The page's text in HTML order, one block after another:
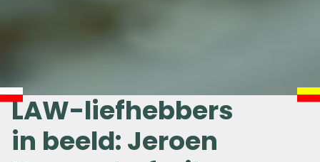
LAW-liefhebbers
in beeld: Jeroen